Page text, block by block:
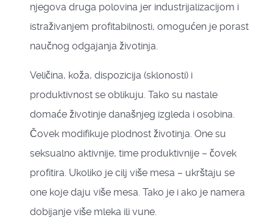
njegova druga polovina jer industrijalizacijom i
istraživanjem profitabilnosti, omogućen je porast
naučnog odgajanja životinja.
Veličina, koža, dispozicija (sklonosti) i
produktivnost se oblikuju. Tako su nastale
domaće životinje današnjeg izgleda i osobina.
Čovek modifikuje plodnost životinja. One su
seksualno aktivnije, time produktivnije – čovek
profitira. Ukoliko je cilj više mesa – ukrštaju se
one koje daju više mesa. Tako je i ako je namera
dobijanje više mleka ili vune.